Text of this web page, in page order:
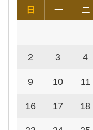
日 一 二
2 3 4
9 10 11
16 17 18